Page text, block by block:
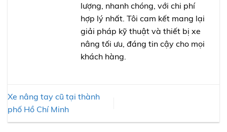
lượng, nhanh chóng, với chi phí
hợp lý nhất. Tôi cam kết mang lại
giải pháp kỹ thuật và thiết bị xe
nâng tối ưu, đáng tin cậy cho mọi
khách hàng.
Xe nâng tay cũ tại thành
phố Hồ Chí Minh